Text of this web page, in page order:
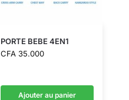
PORTE BEBE 4EN1
CFA35.000
Ajouter au panier